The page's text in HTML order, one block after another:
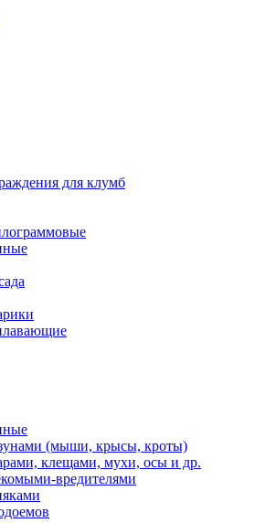
для клумб
(мыши, крысы, кроты)
клещами, мухи, осы и др.
вредителями